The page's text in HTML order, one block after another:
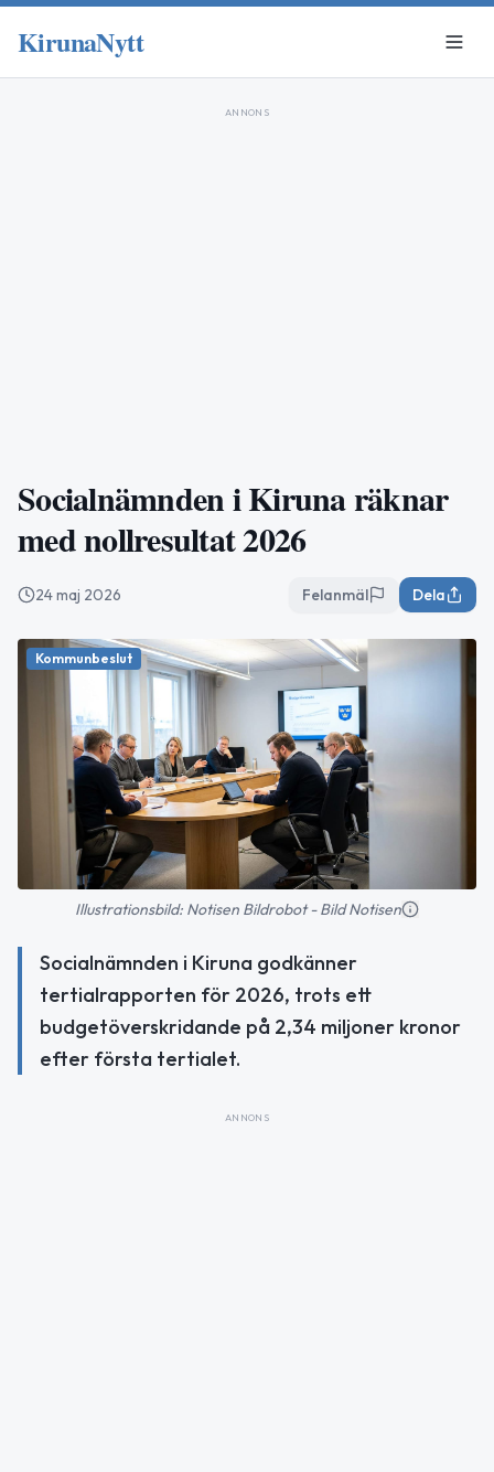
KirunaNytt
ANNONS
Socialnämnden i Kiruna räknar
med nollresultat 2026
24 maj 2026 Felanmäl Dela
Kommunbeslut
Illustrationsbild: Notisen Bildrobot - Bild Notisen
Socialnämnden i Kiruna godkänner
tertialrapporten för 2026, trots ett
budgetöverskridande på 2,34 miljoner kronor
efter första tertialet.
ANNONS